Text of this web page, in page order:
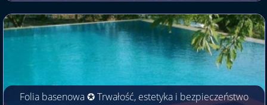
Folia basenowa ✪ Trwałość, estetyka i bezpieczeństwo